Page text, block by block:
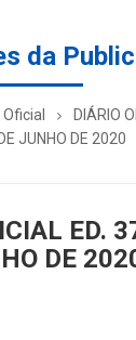
da
DIÁRIO
JUNHO DE 2020
ED.
DE